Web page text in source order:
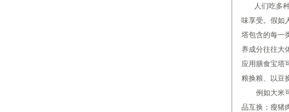
人们吃多种
味享受。假如
塔包含的每一
养成分往往大
应用膳食宝塔
粮换粮、以豆
例如大米可
品互换；瘦猪